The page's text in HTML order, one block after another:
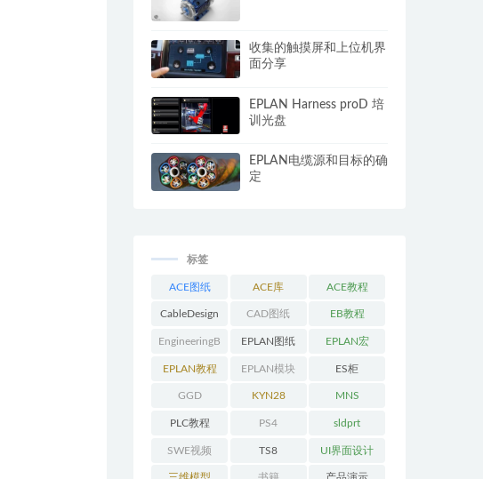
收集的触摸屏和上位机界
面分享
EPLAN Harness proD 培
训光盘
EPLAN电缆源和目标的确
定
标签
ACE图纸 ACE库 ACE教程
CableDesign CAD图纸 EB教程
EngineeringB
ase教程
EPLAN图纸 EPLAN宏
EPLAN教程 EPLAN模块 ES柜
GGD KYN28 MNS
PLC教程 PS4 sldprt
SWE视频 TS8 UI界面设计